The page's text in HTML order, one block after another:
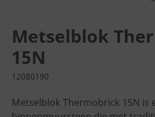
Metselblok
15N
12080190
Metselblok Thermobrick 15N is